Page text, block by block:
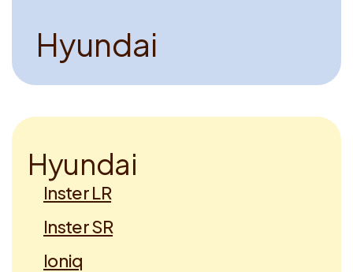
Hyundai
Hyundai
Inster LR
Inster SR
Ioniq